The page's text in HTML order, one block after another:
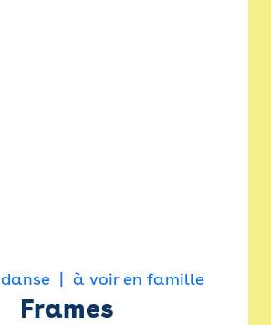
danse à voir en famille
Frames